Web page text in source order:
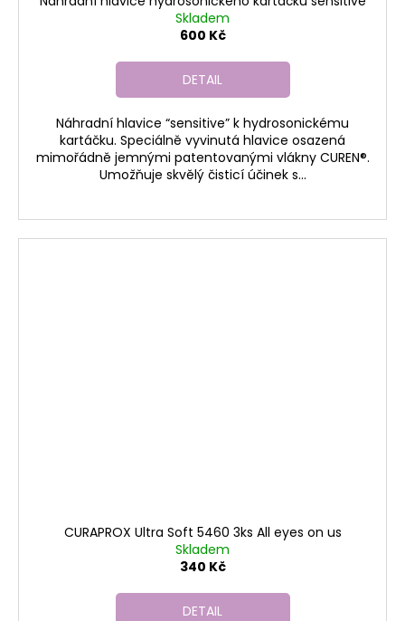
Skladem
600 Kč
DETAIL
Náhradní hlavice “sensitive” k hydrosonickému
kartáčku. Speciálně vyvinutá hlavice osazená
mimořádně jemnými patentovanými vlákny CUREN®.
Umožňuje skvělý čisticí účinek s...
CURAPROX Ultra Soft 5460 3ks All eyes on us
Skladem
340 Kč
DETAIL